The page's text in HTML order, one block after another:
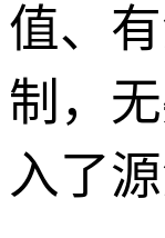
值、
制，
入了